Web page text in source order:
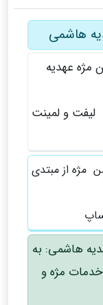
هاشمی
عهدیه
و لمینت
مژه از مبتدی
هاشمی: به
برای خدمات مژه و